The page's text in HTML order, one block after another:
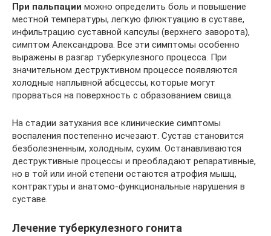
При пальпации можно определить боль и повышение
местной температуры, легкую флюктуацию в суставе,
инфильтрацию суставной капсулы (верхнего заворота),
симптом Александрова. Все эти симптомы особенно
выражены в разгар туберкулезного процесса. При
значительном деструктивном процессе появляются
холодные наплывной абсцессы, которые могут
прорваться на поверхность с образованием свища.
На стадии затухания все клинические симптомы
воспаления постепенно исчезают. Сустав становится
безболезненным, холодным, сухим. Останавливаются
деструктивные процессы и преобладают репаративные,
но в той или иной степени остаются атрофия мышц,
контрактуры и анатомо-функциональные нарушения в
суставе.
Лечение туберкулезного гонита